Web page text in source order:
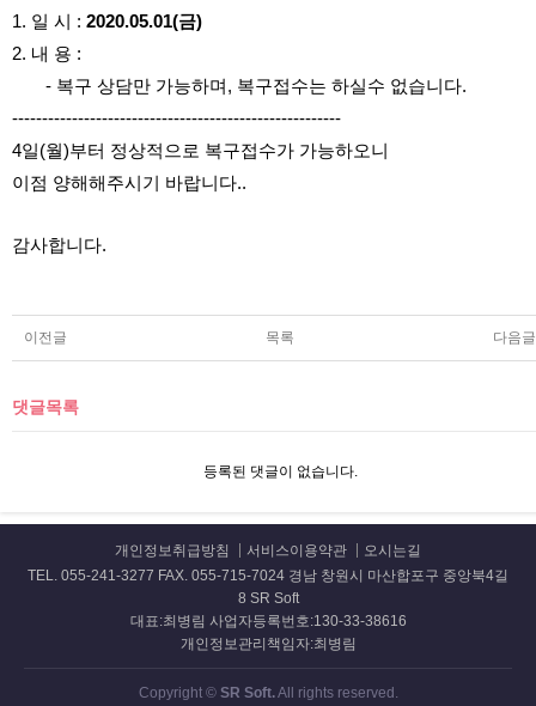
1. 일 시 : 2020.05.01(금)
2. 내 용 :
- 복구 상담만 가능하며, 복구접수는 하실수 없습니다.
-------------------------------------------------------
4일(월)부터 정상적으로 복구접수가 가능하오니
이점 양해해주시기 바랍니다..
감사합니다.
이전글 다음글
목록
댓글목록
등록된 댓글이 없습니다.
개인정보취급방침 서비스이용약관
오시는길
TEL. 055-241-3277 FAX. 055-715-7024 경남 창원시 마산합포구 중앙북4길
8 SR Soft
대표:최병림 사업자등록번호:130-33-38616
개인정보관리책임자:최병림
Copyright © SR Soft.All rights reserved.